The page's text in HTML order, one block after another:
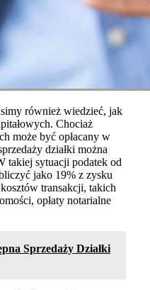
również wiedzieć, jak
Chociaż
może być opłacany w
działki można
takiej sytuacji podatek od
jako 19% z zysku
transakcji, takich
opłaty notarialne
Sprzedaży Działki